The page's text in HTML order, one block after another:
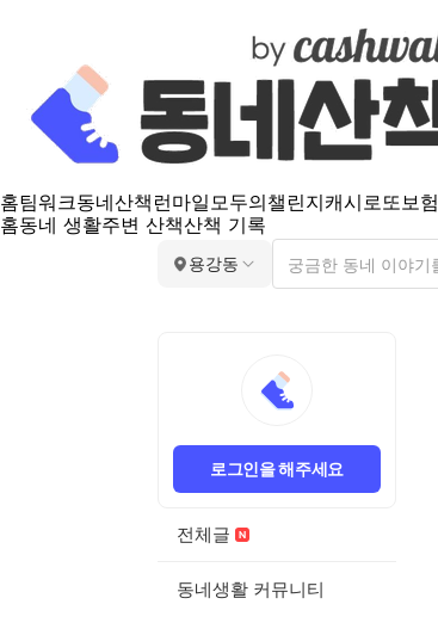
홈팀워크동네산책 런마일모두의챌린지캐시로또보험
홈동네 생활주변 산책산책 기록
용강동
로그인을 해주세요
전체글
동네생활 커뮤니티